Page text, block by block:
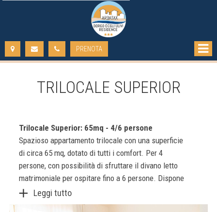
PRENOTA
VERIFICA DISPONIBILITÀ
RICHIEDI PREVENTIVO
TRILOCALE SUPERIOR
Trilocale Superior: 65mq - 4/6 persone
Spazioso appartamento trilocale con una superficie
di circa 65 mq, dotato di tutti i comfort. Per 4
persone, con possibilità di sfruttare il divano letto
matrimoniale per ospitare fino a 6 persone. Dispone
Leggi tutto